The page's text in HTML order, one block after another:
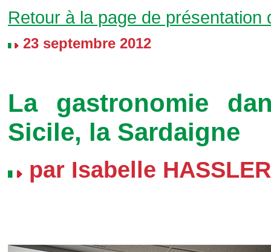
Retour à la page de
23 septembre 2012
La gastronomie
Sicile, la Sardaigne
par Isabelle HASSLER